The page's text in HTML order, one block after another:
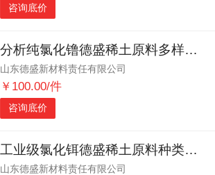
咨询底价
分析纯氯化镥德盛稀土原料多样任意搭配满足科研生产全方位需求
山东德盛新材料责任有限公司
￥100.00/件
咨询底价
工业级氯化铒‌德盛稀土原料种类繁多任选无忧助力科研
山东德盛新材料责任有限公司